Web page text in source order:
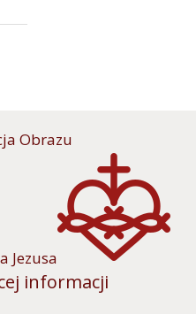
Obrazu
Jezusa
informacji